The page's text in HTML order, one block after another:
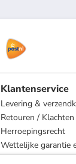
Klantenservice
Levering &
Retouren / Klachten
Herroepingsrecht
Wettelijke garantie